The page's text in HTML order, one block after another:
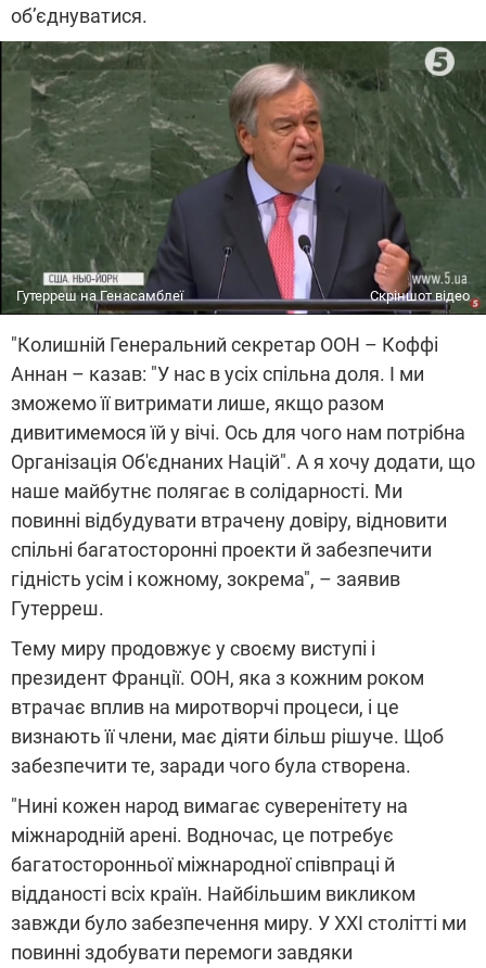
об’єднуватися.
Гутерреш на Генасамблеї Скріншот відео
"Колишній Генеральний секретар ООН – Коффі
Аннан – казав: "У нас в усіх спільна доля. І ми
зможемо її витримати лише, якщо разом
дивитимемося їй у вічі. Ось для чого нам потрібна
Організація Об'єднаних Націй". А я хочу додати, що
наше майбутнє полягає в солідарності. Ми
повинні відбудувати втрачену довіру, відновити
спільні багатосторонні проекти й забезпечити
гідність усім і кожному, зокрема", – заявив
Гутерреш.
Тему миру продовжує у своєму виступі і
президент Франції. ООН, яка з кожним роком
втрачає вплив на миротворчі процеси, і це
визнають її члени, має діяти більш рішуче. Щоб
забезпечити те, заради чого була створена.
"Нині кожен народ вимагає суверенітету на
міжнародній арені. Водночас, це потребує
багатосторонньої міжнародної співпраці й
відданості всіх країн. Найбільшим викликом
завжди було забезпечення миру. У ХХІ столітті ми
повинні здобувати перемоги завдяки